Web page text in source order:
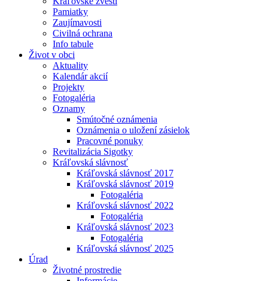
Pamiatky
Zaujímavosti
Civilná ochrana
Info tabule
Život v obci
Aktuality
Kalendár akcií
Projekty
Fotogaléria
Oznamy
Smútočné oznámenia
Oznámenia o uložení zásielok
Pracovné ponuky
Revitalizácia Sigotky
Kráľovská slávnosť
Kráľovská slávnosť 2017
Kráľovská slávnosť 2019
Fotogaléria
Kráľovská slávnosť 2022
Fotogaléria
Kráľovská slávnosť 2023
Fotogaléria
Kráľovská slávnosť 2025
Úrad
Životné prostredie